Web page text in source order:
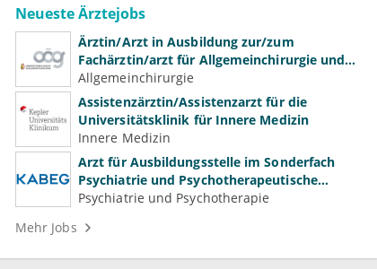
Neueste Ärztejobs
Ärztin/Arzt in Ausbildung zur/zum
Fachärztin/arzt für Allgemeinchirurgie und
Gefäßchirurgie
Allgemeinchirurgie
Assistenzärztin/Assistenzarzt für die
Universitätsklinik für Innere Medizin
Innere Medizin
Arzt für Ausbildungsstelle im Sonderfach
Psychiatrie und Psychotherapeutische
Medizin (m/w/d)
Psychiatrie und Psychotherapie
Mehr Jobs